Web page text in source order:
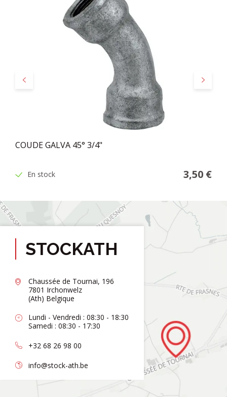
Précédent Suivant
COUDE GALVA 45° 3/4"
En stock 3,50 €
STOCKATH
Chaussée de Tournai, 196
7801 Irchonwelz
(Ath) Belgique
Lundi - Vendredi : 08:30 - 18:30
Samedi : 08:30 - 17:30
+32 68 26 98 00
info@stock-ath.be